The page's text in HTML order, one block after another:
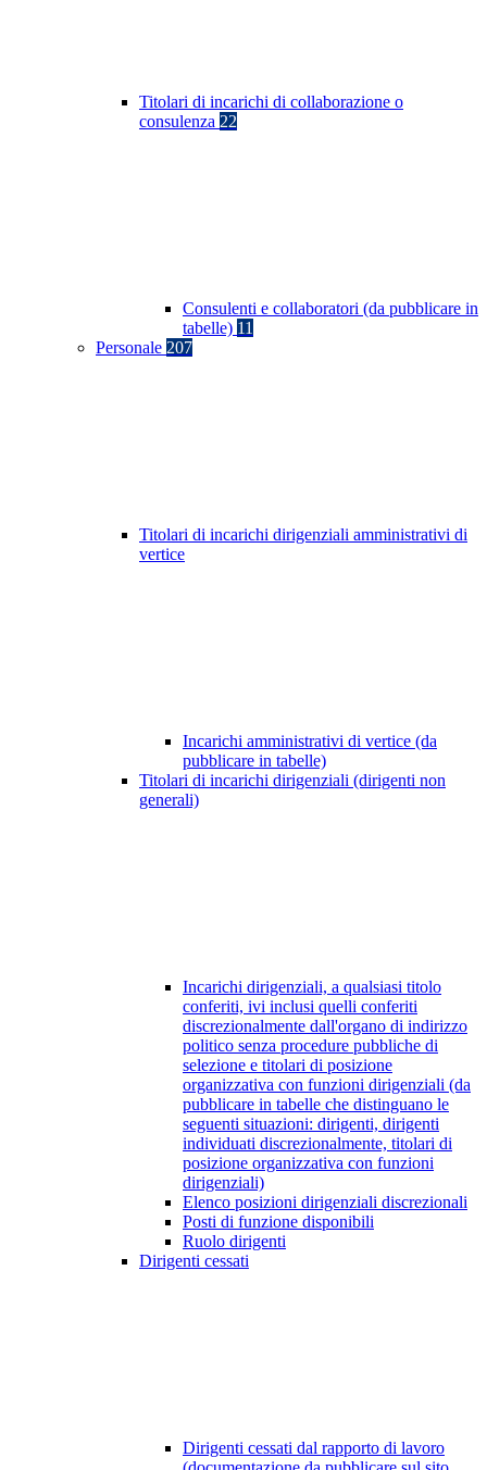
Titolari di incarichi di collaborazione o
consulenza 22
Consulenti e collaboratori (da pubblicare in
tabelle) 11
Personale 207
Titolari di incarichi dirigenziali amministrativi di
vertice
Incarichi amministrativi di vertice (da
pubblicare in tabelle)
Titolari di incarichi dirigenziali (dirigenti non
generali)
Incarichi dirigenziali, a qualsiasi titolo
conferiti, ivi inclusi quelli conferiti
discrezionalmente dall'organo di indirizzo
politico senza procedure pubbliche di
selezione e titolari di posizione
organizzativa con funzioni dirigenziali (da
pubblicare in tabelle che distinguano le
seguenti situazioni: dirigenti, dirigenti
individuati discrezionalmente, titolari di
posizione organizzativa con funzioni
dirigenziali)
Elenco posizioni dirigenziali discrezionali
Posti di funzione disponibili
Ruolo dirigenti
Dirigenti cessati
Dirigenti cessati dal rapporto di lavoro